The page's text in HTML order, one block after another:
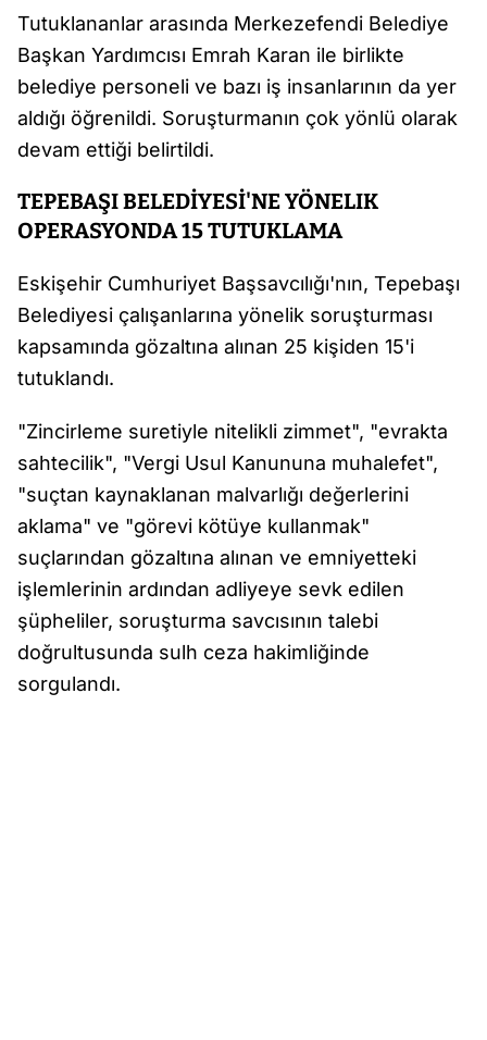
Tutuklananlar arasında Merkezefendi Belediye
Başkan Yardımcısı Emrah Karan ile birlikte
belediye personeli ve bazı iş insanlarının da yer
aldığı öğrenildi. Soruşturmanın çok yönlü olarak
devam ettiği belirtildi.
TEPEBAŞI BELEDİYESİ'NE YÖNELIK
OPERASYONDA 15 TUTUKLAMA
Eskişehir Cumhuriyet Başsavcılığı'nın, Tepebaşı
Belediyesi çalışanlarına yönelik soruşturması
kapsamında gözaltına alınan 25 kişiden 15'i
tutuklandı.
"Zincirleme suretiyle nitelikli zimmet", "evrakta
sahtecilik", "Vergi Usul Kanununa muhalefet",
"suçtan kaynaklanan malvarlığı değerlerini
aklama" ve "görevi kötüye kullanmak"
suçlarından gözaltına alınan ve emniyetteki
işlemlerinin ardından adliyeye sevk edilen
şüpheliler, soruşturma savcısının talebi
doğrultusunda sulh ceza hakimliğinde
sorgulandı.